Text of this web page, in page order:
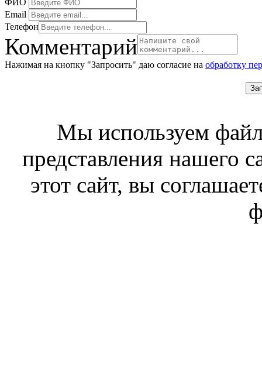
Email
Телефон
Комментарий
Нажимая на кнопку "Запросить" даю согласие на обработку
Мы используем
представления нашего
этот сайт, вы